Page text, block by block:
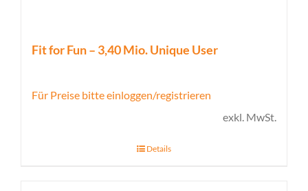
Fit for Fun – 3,40 Mio. Unique User
Für Preise bitte einloggen/registrieren
exkl. MwSt.
Details